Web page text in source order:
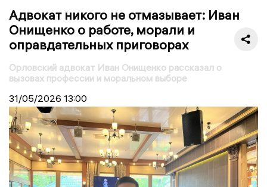
Адвокат никого не отмазывает: Иван
Онищенко о работе, морали и
оправдательных приговорах
Орловский адвокат Иван Онищенко рассказал о
вызовах профессии и моральном выборе
31/05/2026 13:00